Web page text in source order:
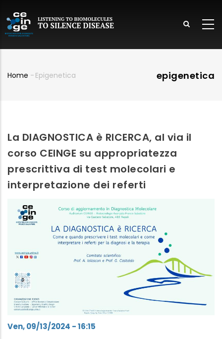
al
contenuto
epigenetica
Briciole
Home - Epigenetica
La DIAGNOSTICA è RICERCA, al via il
corso CEINGE su appropriatezza
prescrittiva di test molecolari e
interpretazione dei referti
Ven, 09/13/2024 - 16:15